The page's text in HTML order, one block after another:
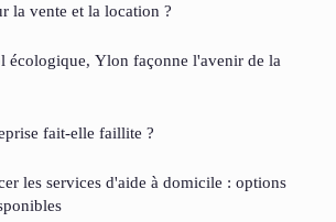
la vente et la location ?
écologique, Ylon façonne l'avenir de la
fait-elle faillite ?
les services d'aide à domicile : options